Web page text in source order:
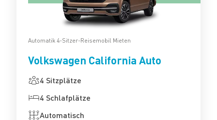
Automatik 4-Sitzer-Reisemobil Mieten
Volkswagen California Auto
4 Sitzplätze
4 Schlafplätze
Automatisch